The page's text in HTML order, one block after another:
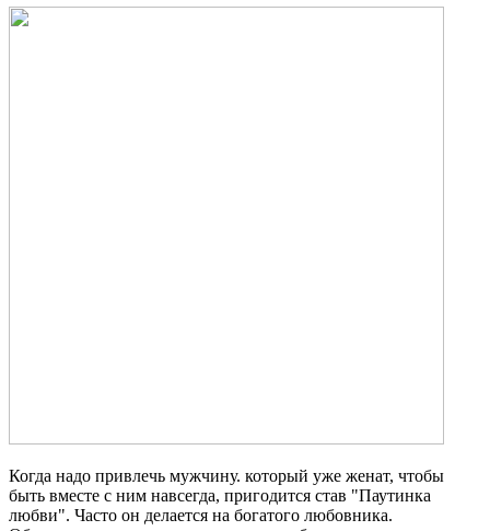
Когда надо привлечь мужчину. который уже женат, чтобы
быть вместе с ним навсегда, пригодится став "Паутинка
любви". Часто он делается на богатого любовника.